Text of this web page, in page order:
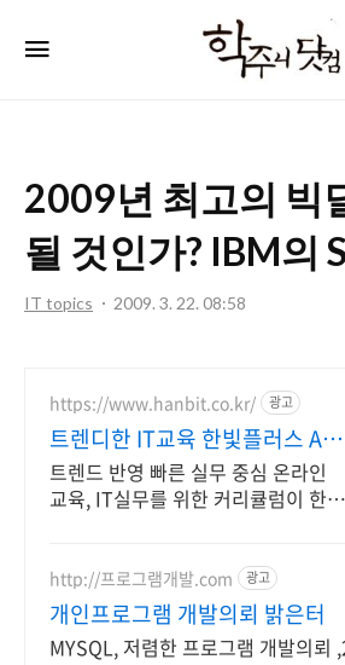
주
컴
2009년 최고의 빅
될 것인가? IBM의
IT topics 2009. 3. 22. 08:58
https://www.hanbit.co.kr/ 광고
트렌디한 IT교육 한빛플러스 AI
개발자 필수 코스
트렌드 반영 빠른 실무 중심 온라인
교육, IT실무를 위한 커리큘럼이 한
http://프로그램개발.com 광고
개인프로그램 개발의뢰 밝은터
MYSQL, 저렴한 프로그램 개발의뢰